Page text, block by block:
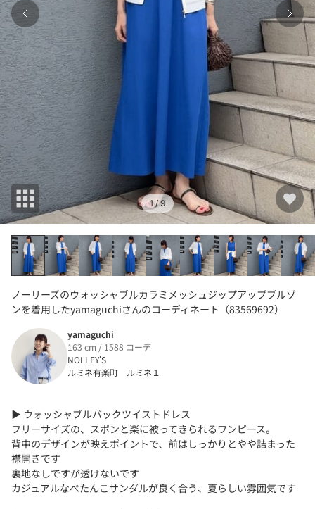
1/ 9
ノーリーズのウォッシャブルカラミメッシュジップアップブルゾ
ンを着用したyamaguchiさんのコーディネート（83569692）
yamaguchi
163 cm / 1588 コーデ
NOLLEY'S
ルミネ有楽町 ルミネ１
▶︎ ウォッシャブルバックツイストドレス
フリーサイズの、スポンと楽に被ってきられるワンピース。
背中のデザインが映えポイントで、前はしっかりとやや詰まった
襟開きです
裏地なしですが透けないです
カジュアルなぺたんこサンダルが良く合う、夏らしい雰囲気です